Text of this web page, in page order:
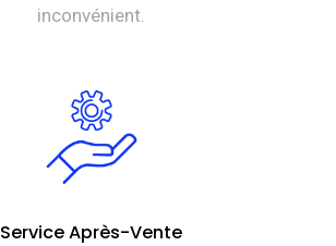
inconvénient.
Service Après-Vente